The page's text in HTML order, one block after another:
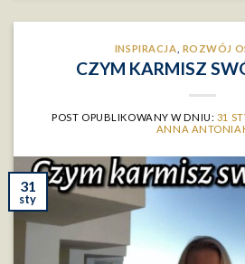
INSPIRACJA ROZWÓJ
CZYM KARMISZ
POST OPUBLIKOWANY W DNIU: 31
ANNA
31
sty